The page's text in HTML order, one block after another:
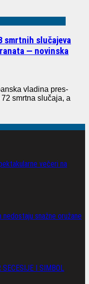
smrtnih slučajeva
— novinska
vladina pres-
smrtna slučaja, a
večeri na
nedostaju snažne oružane
SECESIJE I SIMBOL